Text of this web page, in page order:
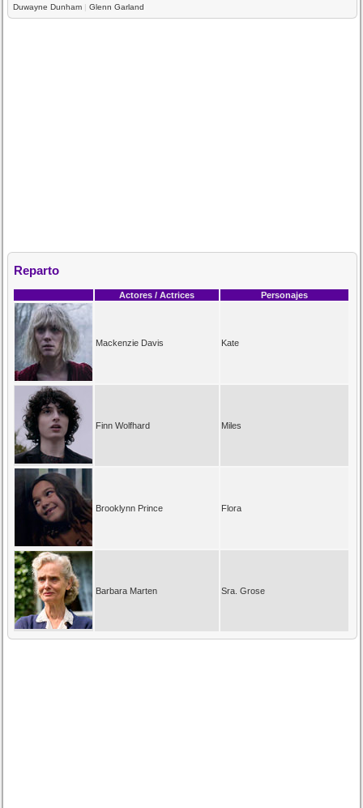
Duwayne Dunham |Glenn Garland
Reparto
Actores / Actrices Personajes
Mackenzie Davis Kate
Finn Wolfhard Miles
Brooklynn Prince Flora
Barbara Marten Sra. Grose